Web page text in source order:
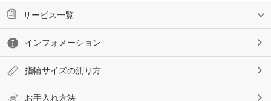
サービス一覧
インフォメーション
指輪サイズの測り方
お手入れ方法